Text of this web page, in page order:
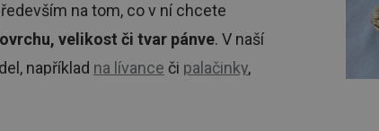
na tom, co v ní chcete
velikost či tvar pánve. V naší
například na lívance či palačinky,